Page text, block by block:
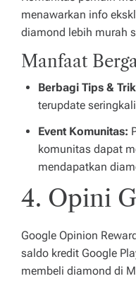
menawarkan info
diamond lebih murah
Manfaat
Berbagi Tips &
terupdate
Event Komunitas:
komunitas dapat
mendapatkan
4. Opini
Google Opinion
saldo kredit Google
membeli diamond di